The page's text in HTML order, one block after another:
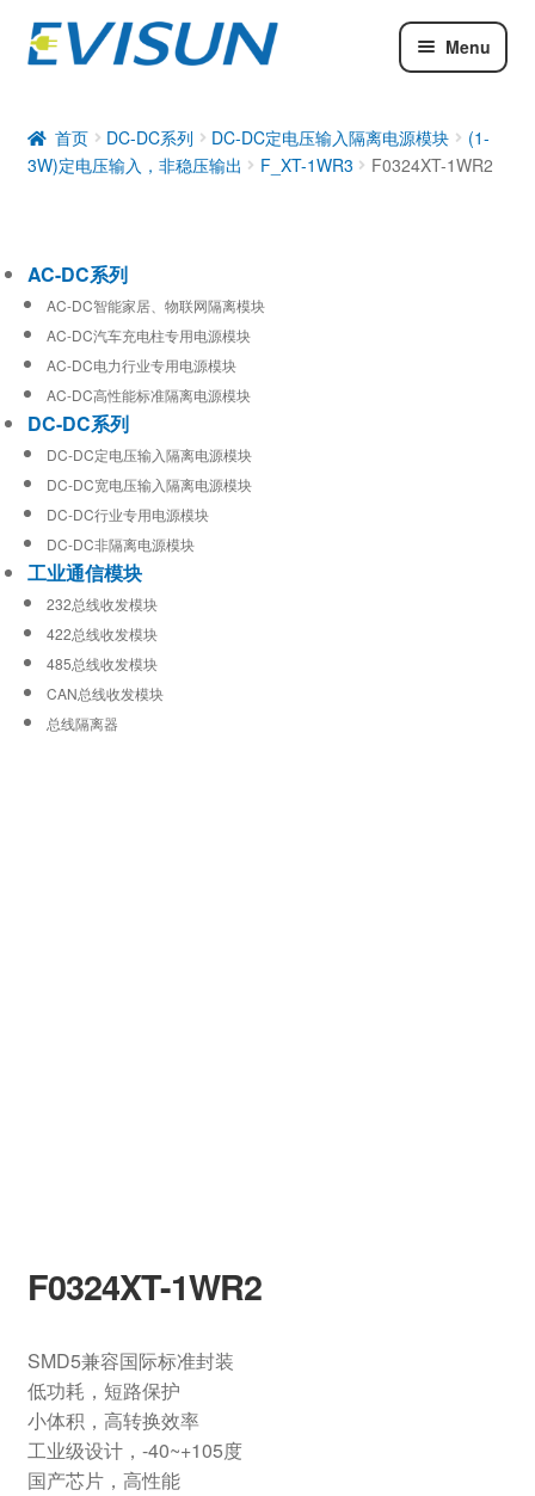
Menu
DC-DC系列
工业通信模块
首页 DC-DC系列 DC-DC定电压输入隔离电源模块
(1-
3W)定电压输入，非稳压输出
F_XT-1WR3 F0324XT-1WR2
F0324XT-1WR2
SMD5兼容国际标准封装
低功耗，短路保护
小体积，高转换效率
工业级设计，-40~+105度
国产芯片，高性能
AC-DC系列
AC-DC智能家居、物联网隔离模块
AC-DC汽车充电柱专用电源模块
AC-DC电力行业专用电源模块
AC-DC高性能标准隔离电源模块
DC-DC系列
DC-DC定电压输入隔离电源模块
DC-DC宽电压输入隔离电源模块
DC-DC行业专用电源模块
DC-DC非隔离电源模块
工业通信模块
232总线收发模块
422总线收发模块
485总线收发模块
CAN总线收发模块
总线隔离器